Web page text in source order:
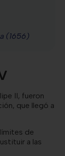
(1656)
II, fueron
que llegó a
de
a las